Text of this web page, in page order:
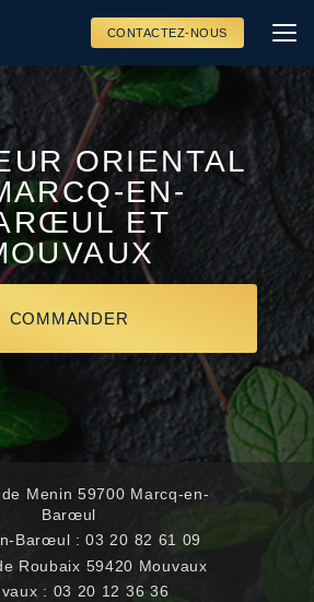
CONTACTEZ-NOUS
ORIENTAL
EN-
ET
COMMANDER
Menin 59700 Marcq-en-
Barœul
Barœul :03 20 82 61 09
Roubaix 59420 Mouvaux
: 03 20 12 36 36